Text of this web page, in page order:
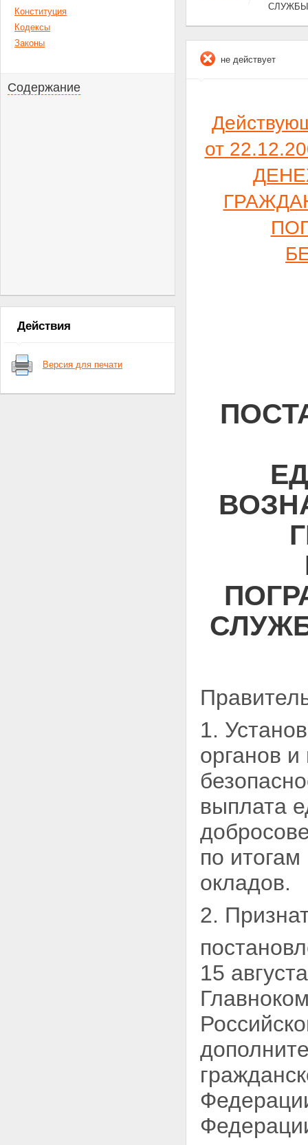
Конституция
Кодексы
Законы
Содержание
Действия
Версия для печати
не действует
от
1.
органов
выплата
по
окладов.
2.
15